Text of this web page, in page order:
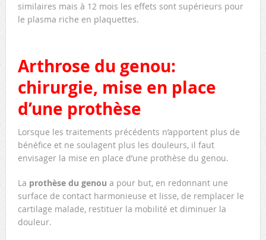
similaires mais à 12 mois les effets sont supérieurs pour
le plasma riche en plaquettes.
Arthrose du genou:
chirurgie, mise en place
d’une prothèse
Lorsque les traitements précédents n’apportent plus de
bénéfice et ne soulagent plus les douleurs, il faut
envisager la mise en place d’une prothèse du genou.
La prothèse du genou a pour but, en redonnant une
surface de contact harmonieuse et lisse, de remplacer le
cartilage malade, restituer la mobilité et diminuer la
douleur.